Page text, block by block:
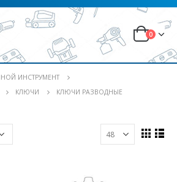
0
ИНСТРУМЕНТ
КЛЮЧИ КЛЮЧИ РАЗВОДНЫЕ